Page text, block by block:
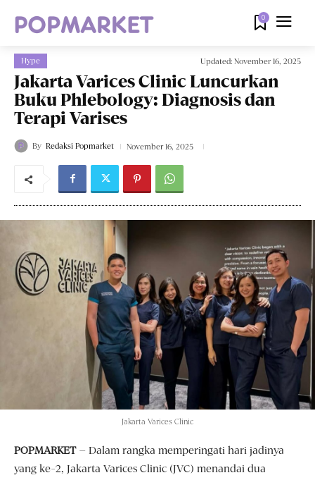
0
Hype Updated: November 16, 2025
Jakarta Varices Clinic Luncurkan
Buku Phlebology: Diagnosis dan
Terapi Varises
By Redaksi Popmarket November 16, 2025
Jakarta Varices Clinic
POPMARKET– Dalam rangka memperingati hari jadinya
yang ke-2, Jakarta Varices Clinic (JVC) menandai dua